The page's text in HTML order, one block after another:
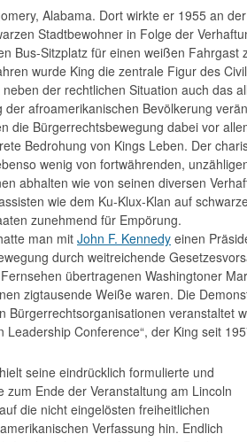
Alabama. Dort wirkte er 1955 an
Stadtbewohner in Folge der
Bus-Sitzplatz für einen weißen Fahrgast
wurde King die zentrale Figur des
der rechtlichen Situation auch das
der afroamerikanischen Bevölkerung
die Bürgerrechtsbewegung dabei vor
Bedrohung von Kings Leben. Der
wenig von fortwährenden,
abhalten wie von seinen diversen
wie dem Ku-Klux-Klan auf
zunehmend für Empörung.
man mit John F. Kennedy einen
durch weitreichende
übertragenen Washingtoner
zigtausende Weiße waren. Die
Bürgerrechtsorganisationen veranstaltet
Leadership Conference“, der King seit
seine eindrücklich formulierte und
zum Ende der Veranstaltung am Lincoln
die nicht eingelösten freiheitlichen
Verfassung hin. Endlich